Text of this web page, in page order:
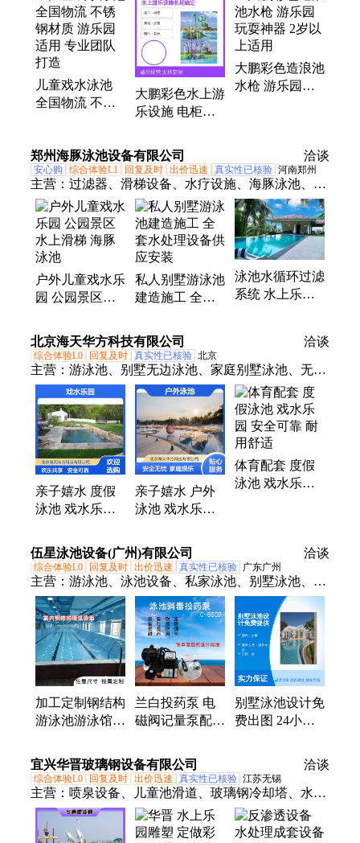
蛙滑梯、敞开滑梯、敞开螺旋、敞开组合、彩虹滑
梯、落体组合、花蕊滑梯、双人皮筏、皮筏滑梯、喇
叭巨兽碗、毛毛虫滑梯、彩色加特林水枪、儿童互动
设施、彩色水上游乐设施、温泉水疗养生设备、人工
造浪设备
儿童戏水泳池
全国物流 不锈
打造
大鹏彩色水上游
乐设施 电柜控
大鹏彩色造浪池
水枪 游乐园玩
郑州海豚泳池设备有限公司 洽谈
安心购 综合体验L1 回复及时 出价迅速 真实性已核验 河南郑州
主营： 过滤器、滑梯设备、水疗设施、海豚泳池、泳
池加热设备、水上乐园设备、消毒设备、水上滑梯、
恒温除湿设备、人工造浪设备、空气源恒温热泵、玻
璃钢巨型滑道
户外儿童戏水乐
园 公园景区水
池
私人别墅游泳池
建造施工 全套
安装
泳池水循环过滤
系统 水上乐园
北京海天华方科技有限公司 洽谈
综合体验L0 回复及时 真实性已核验 北京
主营： 游泳池、别墅无边泳池、家庭别墅泳池、无边
泳池定制、悬空泳池定做、别墅恒温泳池、除湿热
泵、装配式游泳馆
亲子嬉水 度假
泳池 戏水乐园
娱乐
亲子嬉水 户外
泳池 戏水乐园
可靠
体育配套 度假
泳池 戏水乐园
伍星泳池设备(广州)有限公司 洽谈
综合体验L0 回复及时 出价迅速 真实性已核验 广东广州
主营： 游泳池、泳池设备、私家泳池、别墅泳池、钢
结构泳池
加工定制钢结构
游泳池游泳馆训
夏季戏水水上乐
园
兰白投药泵 电
磁阀记量泵配套
药设备
别墅泳池设计免
费出图 24小时
宜兴华晋玻璃钢设备有限公司 洽谈
综合体验L0 回复及时 出价迅速 真实性已核验 江苏无锡
主营： 喷泉设备、儿童池滑道、玻璃钢冷却塔、水上
乐园设施、乐园组合滑梯、音乐喷泉、景观喷泉、回
旋滑道、喷泉水景、景区呐喊泉、玻璃钢盖板、污水